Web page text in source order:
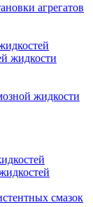
агрегатов
жидкости
жидкости
смазок